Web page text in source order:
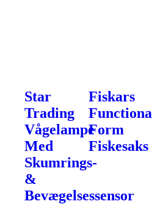
Star
Trading
Vågelampe
Med
Skumrings-
&
Bevægelsessensor
Fiskars
Form
Fiskesaks